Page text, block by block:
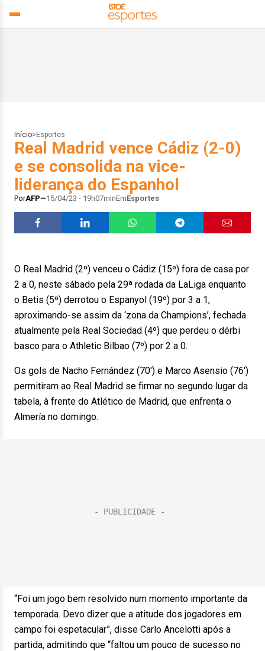
Início> Esportes
Real Madrid vence Cádiz (2-0)
e se consolida na vice-
liderança do Espanhol
PorAFP 15/04/23 - 19h07minEmEsportes
O Real Madrid (2º) venceu o Cádiz (15º) fora de casa por
2 a 0, neste sábado pela 29ª rodada da LaLiga enquanto
o Betis (5º) derrotou o Espanyol (19º) por 3 a 1,
aproximando-se assim da ‘zona da Champions’, fechada
atualmente pela Real Sociedad (4º) que perdeu o dérbi
basco para o Athletic Bilbao (7º) por 2 a 0.
Os gols de Nacho Fernández (70′) e Marco Asensio (76′)
permitiram ao Real Madrid se firmar no segundo lugar da
tabela, à frente do Atlético de Madrid, que enfrenta o
Almería no domingo.
“Foi um jogo bem resolvido num momento importante da
temporada. Devo dizer que a atitude dos jogadores em
campo foi espetacular”, disse Carlo Ancelotti após a
partida, admitindo que “faltou um pouco de sucesso no